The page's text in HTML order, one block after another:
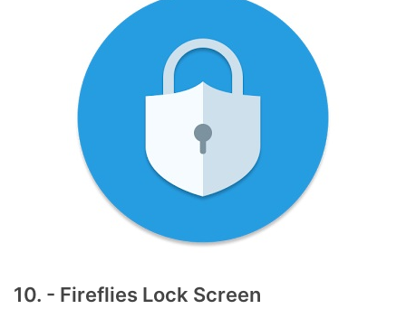
10. - Fireflies Lock Screen